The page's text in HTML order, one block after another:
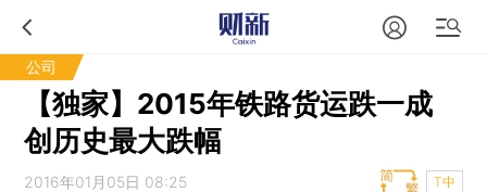
公司
【独家】2015年铁路货运跌一成
创历史最大跌幅
2016年01月05日 08:25 T中